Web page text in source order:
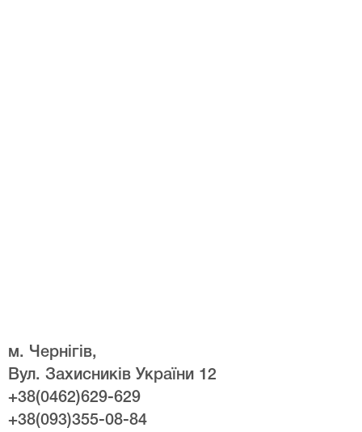
м. Чернігів,
Вул. Захисників України 12
+38(0462)629-629
+38(093)355-08-84